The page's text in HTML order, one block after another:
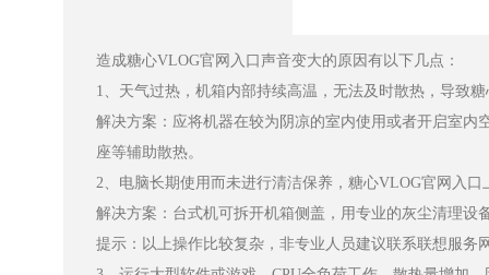
造成糖心VLOG官网入口声音变大的原因有以下几点：
1、天气过热，机箱内部持续高温，无法及时散热，导
解决方案：应将机器在较为阴凉的室内使用或者开启室内
座等辅助散热。
2、电脑长期使用而未进行清洁保养，糖心VLOG官网
解决方案：台式机可拆开机箱侧盖，用专业的灰尘清理
提示：以上操作比较复杂，非专业人员建议联系联想服务网